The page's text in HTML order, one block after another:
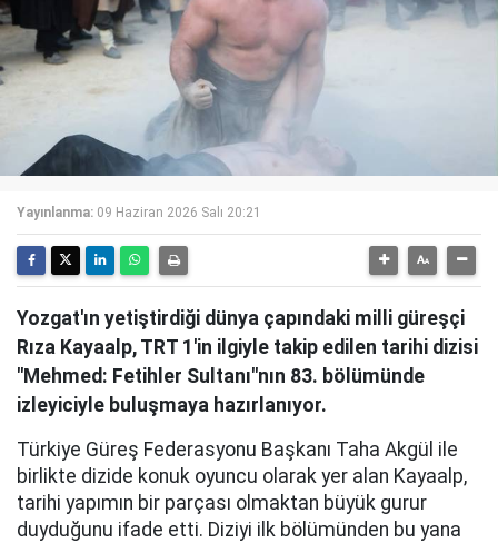
Yayınlanma: 09 Haziran 2026 Salı 20:21
Yozgat'ın yetiştirdiği dünya çapındaki milli güreşçi
Rıza Kayaalp, TRT 1'in ilgiyle takip edilen tarihi dizisi
"Mehmed: Fetihler Sultanı"nın 83. bölümünde
izleyiciyle buluşmaya hazırlanıyor.
Türkiye Güreş Federasyonu Başkanı Taha Akgül ile
birlikte dizide konuk oyuncu olarak yer alan Kayaalp,
tarihi yapımın bir parçası olmaktan büyük gurur
duyduğunu ifade etti. Diziyi ilk bölümünden bu yana